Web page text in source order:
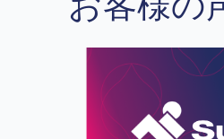
Image